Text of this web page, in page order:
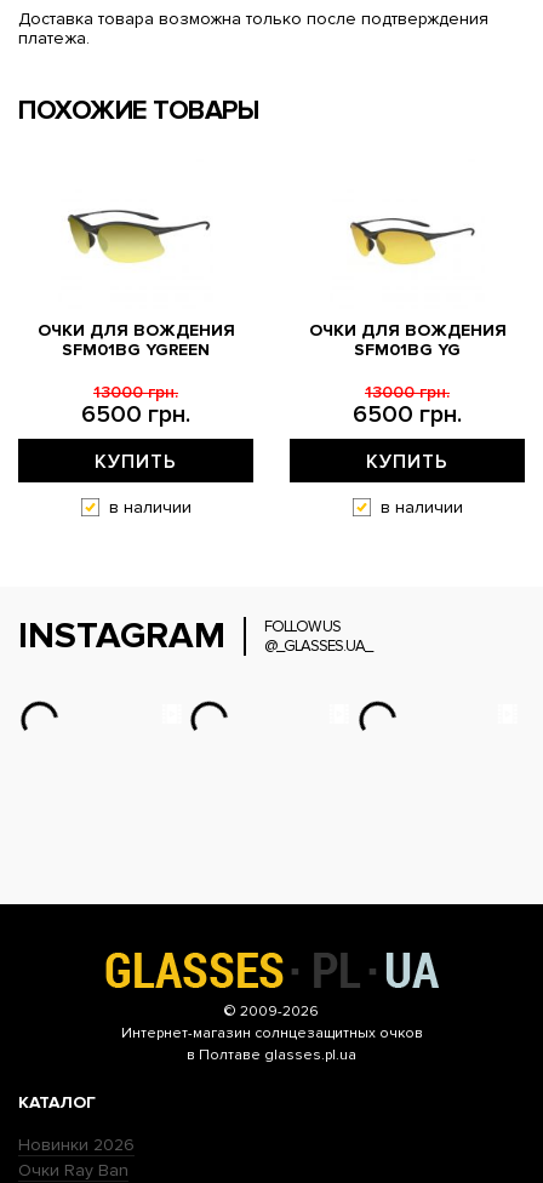
Доставка товара возможна только после подтверждения
платежа.
ПОХОЖИЕ ТОВАРЫ
ОЧКИ ДЛЯ ВОЖДЕНИЯ
SFM01BG YGREEN
6500 грн.
13000 грн.
КУПИТЬ
в наличии
ОЧКИ ДЛЯ ВОЖДЕНИЯ
SFM01BG YG
6500 грн.
13000 грн.
КУПИТЬ
в наличии
INSTAGRAM
FOLLOW US
@_GLASSES.UA_
© 2009-2026
Интернет-магазин солнцезащитных очков
в Полтаве glasses.pl.ua
КАТАЛОГ
Новинки 2026
Очки Ray Ban